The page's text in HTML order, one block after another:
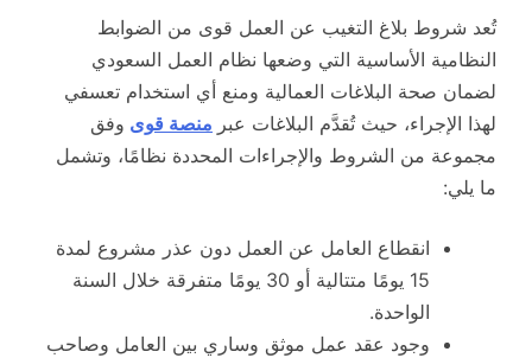
تُعد شروط بلاغ التغيب عن العمل قوى من الضوابط
النظامية الأساسية التي وضعها نظام العمل السعودي
لضمان صحة البلاغات العمالية ومنع أي استخدام تعسفي
لهذا الإجراء، حيث تُقدَّم البلاغات عبر منصة قوى وفق
مجموعة من الشروط والإجراءات المحددة نظامًا، وتشمل
ما يلي:
انقطاع العامل عن العمل دون عذر مشروع لمدة
15 يومًا متتالية أو 30 يومًا متفرقة خلال السنة
الواحدة.
وجود عقد عمل موثق وساري بين العامل وصاحب